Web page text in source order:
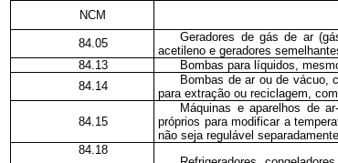
NCM
84.05
Geradores de gás de ar
acetileno e geradores
84.13
Bombas para líquidos,
84.14
Bombas de ar ou de vácuo,
para extração ou reciclagem,
84.15
Máquinas e aparelhos de
próprios para modificar a
não seja regulável
84.18